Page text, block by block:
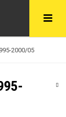
2000/05